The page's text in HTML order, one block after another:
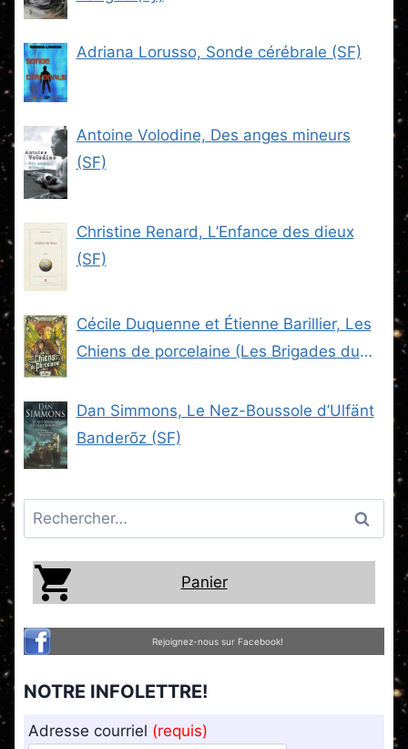
Adriana Lorusso, Sonde cérébrale (SF)
Antoine Volodine, Des anges mineurs
(SF)
Christine Renard, L’Enfance des dieux
(SF)
Cécile Duquenne et Étienne Barillier, Les
Chiens de porcelaine (Les Brigades du
Dan Simmons, Le Nez-Boussole d’Ulfänt
Banderõz (SF)
Rechercher :
Panier
Rejoignez-nous sur Facebook!
NOTRE INFOLETTRE!
Adresse courriel (requis)